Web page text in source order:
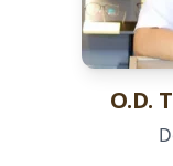
O.D.